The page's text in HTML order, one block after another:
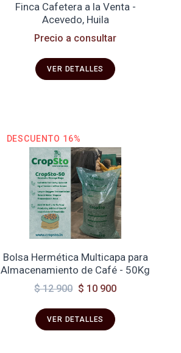
Finca Cafetera a la Venta -
Acevedo, Huila
Precio a consultar
VER DETALLES
DESCUENTO 16%
Bolsa Hermética Multicapa para
Almacenamiento de Café - 50Kg
$ 12 900 $ 10 900
VER DETALLES